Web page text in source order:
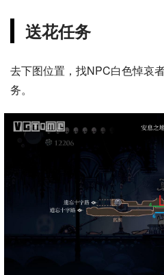
送花任务
去下图位置，找NPC白色悼哀
务。